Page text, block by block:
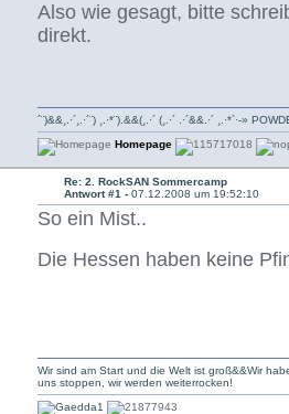
Also wie gesagt, bitte
direkt.
´¨)&&¸.·´¸.·´¨) ¸.·*¨).&&(¸.·´ (¸.·´ .·´&&.·´ ¸.·*`·-»
Homepage
Re: 2. RockSAN Sommercamp
Antwort #1 -07.12.2008 um 19:52:10
So ein Mist..
Die Hessen haben keine
Wir sind am Start und die Welt ist groß&&Wir
uns stoppen, wir werden weiterrocken!